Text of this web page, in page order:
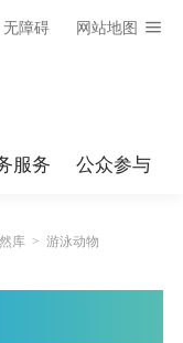
无障碍 网站地图
服务 公众参与
库 > 游泳动物